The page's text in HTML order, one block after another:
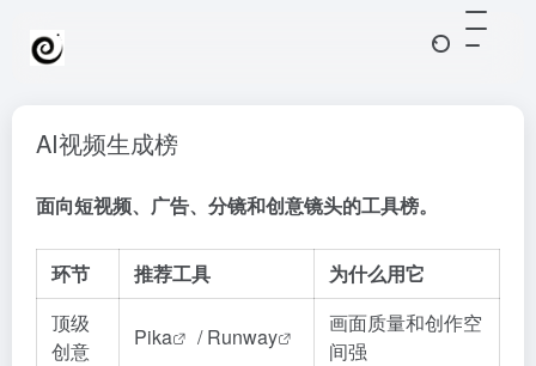
AI视频生成榜
面向短视频、广告、分镜和创意镜头的工具榜。
环节 推荐工具
为什么用它
顶级
创意
Pika /Runway
画面质量和创作空
间强